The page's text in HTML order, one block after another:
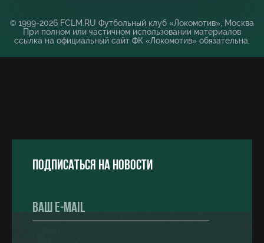
© 1999-2026 FCLM.RU Футбольный клуб «Локомотив», Москва
При полном или частичном использовании материалов
ссылка на официальный сайт ФК «Локомотив» обязательна.
Подписаться на новости